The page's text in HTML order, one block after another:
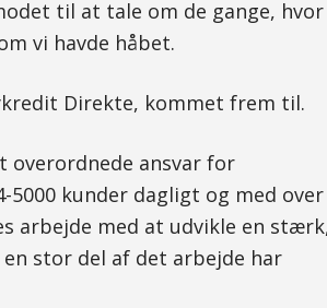
til at tale om de gange, hvor
vi havde håbet.
Direkte, kommet frem til.
overordnede ansvar for
5000 kunder dagligt og med over
arbejde med at udvikle en
stor del af det arbejde har